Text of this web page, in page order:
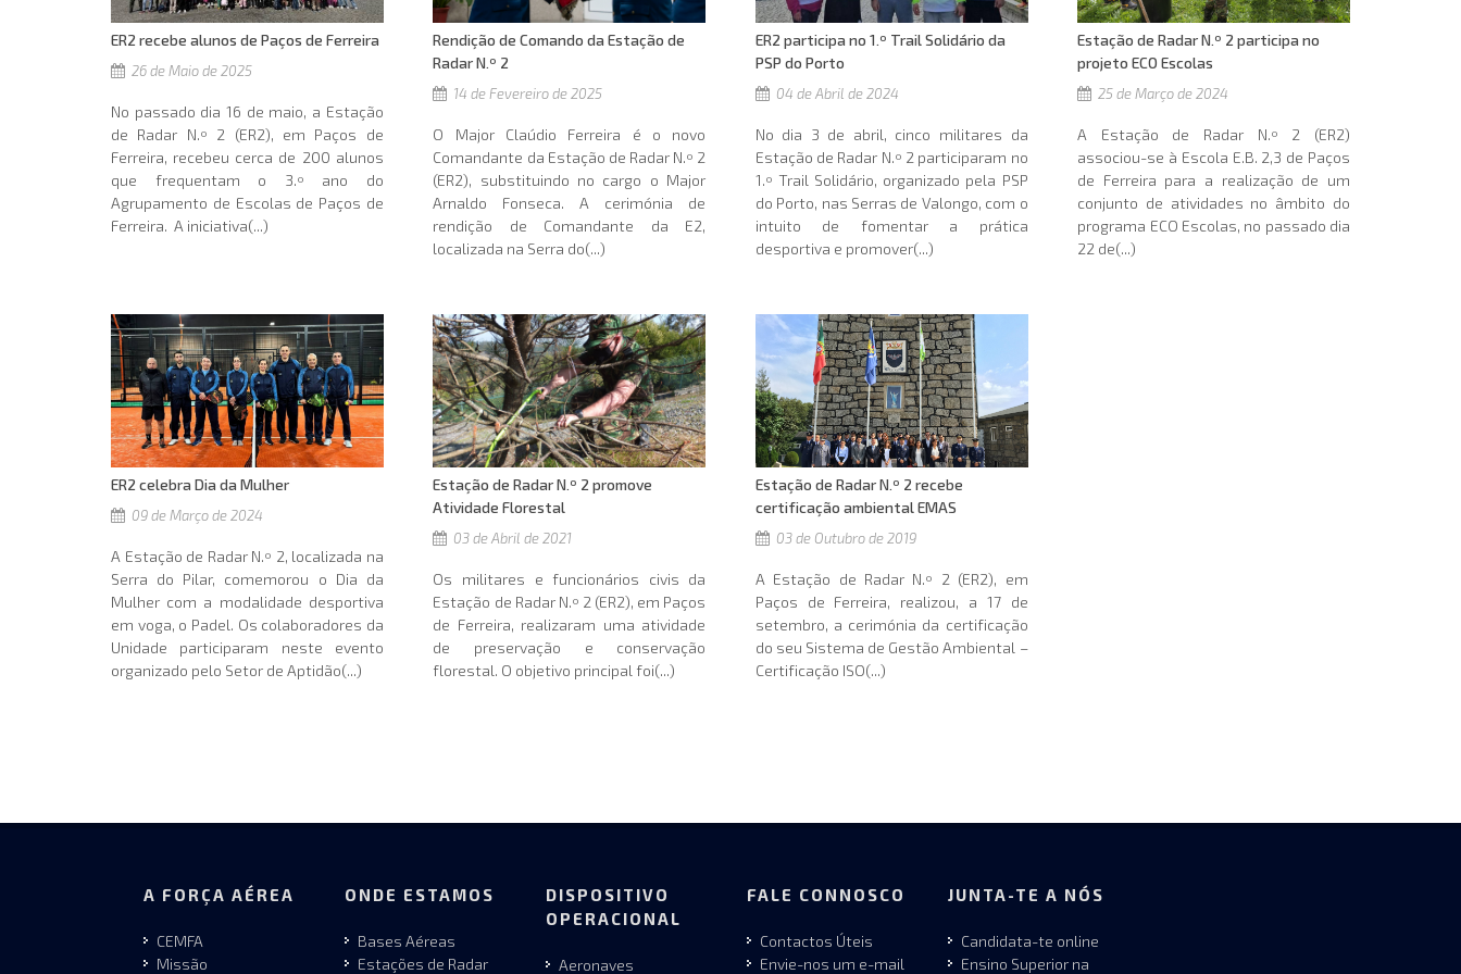
ER2 recebe alunos de Paços de Ferreira
26 de Maio de 2025
No passado dia 16 de maio, a Estação
de Radar N.º 2 (ER2), em Paços de
Ferreira, recebeu cerca de 200 alunos
que frequentam o 3.º ano do
Agrupamento de Escolas de Paços de
Ferreira. A iniciativa(...)
Rendição de Comando da Estação de
Radar N.º 2
14 de Fevereiro de 2025
O Major Claúdio Ferreira é o novo
Comandante da Estação de Radar N.º 2
(ER2), substituindo no cargo o Major
Arnaldo Fonseca. A cerimónia de
rendição de Comandante da E2,
localizada na Serra do(...)
ER2 participa no 1.º Trail Solidário da
PSP do Porto
04 de Abril de 2024
No dia 3 de abril, cinco militares da
Estação de Radar N.º 2 participaram no
1.º Trail Solidário, organizado pela PSP
do Porto, nas Serras de Valongo, com o
intuito de fomentar a prática
desportiva e promover(...)
Estação de Radar N.º 2 participa no
projeto ECO Escolas
25 de Março de 2024
A Estação de Radar N.º 2 (ER2)
associou-se à Escola E.B. 2,3 de Paços
de Ferreira para a realização de um
conjunto de atividades no âmbito do
programa ECO Escolas, no passado dia
22 de(...)
ER2 celebra Dia da Mulher
09 de Março de 2024
A Estação de Radar N.º 2, localizada na
Serra do Pilar, comemorou o Dia da
Mulher com a modalidade desportiva
em voga, o Padel. Os colaboradores da
Unidade participaram neste evento
organizado pelo Setor de Aptidão(...)
Estação de Radar N.º 2 promove
Atividade Florestal
03 de Abril de 2021
Os militares e funcionários civis da
Estação de Radar N.º 2 (ER2), em Paços
de Ferreira, realizaram uma atividade
de preservação e conservação
florestal. O objetivo principal foi(...)
Estação de Radar N.º 2 recebe
certificação ambiental EMAS
03 de Outubro de 2019
A Estação de Radar N.º 2 (ER2), em
Paços de Ferreira, realizou, a 17 de
setembro, a cerimónia da certificação
do seu Sistema de Gestão Ambiental –
Certificação ISO(...)
A FORÇA AÉREA
CEMFA
Missão
ONDE ESTAMOS
Bases Aéreas
Estações de Radar
DISPOSITIVO
OPERACIONAL
Aeronaves
FALE CONNOSCO
Contactos Úteis
Envie-nos um e-mail
JUNTA-TE A NÓS
Candidata-te online
Ensino Superior na